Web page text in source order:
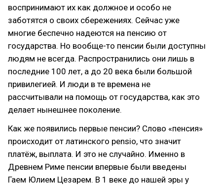
воспринимают их как должное и особо не
заботятся о своих сбережениях. Сейчас уже
многие беспечно надеются на пенсию от
государства. Но вообще-то пенсии были доступны
людям не всегда. Распространились они лишь в
последние 100 лет, а до 20 века были большой
привилегией. И люди в те времена не
рассчитывали на помощь от государства, как это
делает нынешнее поколение.
Как же появились первые пенсии? Слово «пенсия»
происходит от латинского pensio, что значит
платёж, выплата. И это не случайно. Именно в
Древнем Риме пенсии впервые были введены
Гаем Юлием Цезарем. В 1 веке до нашей эры у